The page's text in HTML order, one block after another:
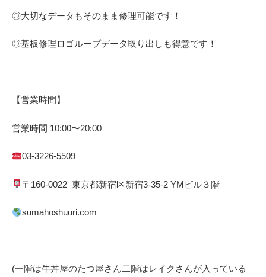
◎大切なデータもそのまま修理可能です！
◎基板修理ロゴループデータ取り出しも得意です！
【営業時間】
営業時間 10:00〜20:00
03-3226-5509
〒 160-0022 東京都新宿区新宿3-35-2 YMビル３階
sumahoshuuri.com
(一階は牛丼屋のたつ屋さん二階はレイクさんが入っている